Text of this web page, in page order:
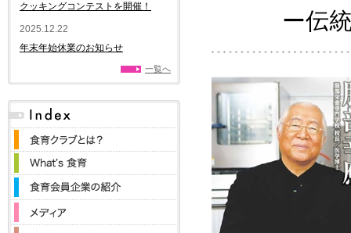
ー伝統の
クッキングコンテストを開催！
2025.12.22
年末年始休業のお知らせ
一覧へ